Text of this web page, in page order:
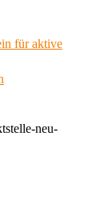
für aktive
neu-